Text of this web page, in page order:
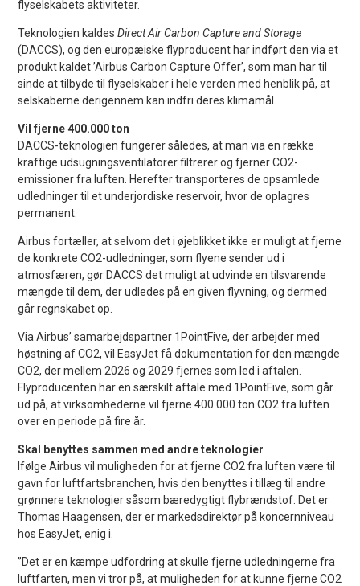
flyselskabets aktiviteter.
Teknologien kaldesDirect Air Carbon Capture and Storage
(DACCS), og den europæiske flyproducent har indført den via et
produkt kaldet ’Airbus Carbon Capture Offer’, som man har til
sinde at tilbyde til flyselskaber i hele verden med henblik på, at
selskaberne derigennem kan indfri deres klimamål.
Vil fjerne 400.000 ton
DACCS-teknologien fungerer således, at man via en række
kraftige udsugningsventilatorer filtrerer og fjerner CO2-
emissioner fra luften. Herefter transporteres de opsamlede
udledninger til et underjordiske reservoir, hvor de oplagres
permanent.
Airbus fortæller, at selvom det i øjeblikket ikke er muligt at fjerne
de konkrete CO2-udledninger, som flyene sender ud i
atmosfæren, gør DACCS det muligt at udvinde en tilsvarende
mængde til dem, der udledes på en given flyvning, og dermed
går regnskabet op.
Via Airbus’ samarbejdspartner 1PointFive, der arbejder med
høstning af CO2, vil EasyJet få dokumentation for den mængde
CO2, der mellem 2026 og 2029 fjernes som led i aftalen.
Flyproducenten har en særskilt aftale med 1PointFive, som går
ud på, at virksomhederne vil fjerne 400.000 ton CO2 fra luften
over en periode på fire år.
Skal benyttes sammen med andre teknologier
Ifølge Airbus vil muligheden for at fjerne CO2 fra luften være til
gavn for luftfartsbranchen, hvis den benyttes i tillæg til andre
grønnere teknologier såsom bæredygtigt flybrændstof. Det er
Thomas Haagensen, der er markedsdirektør på koncernniveau
hos EasyJet, enig i.
”Det er en kæmpe udfordring at skulle fjerne udledningerne fra
luftfarten, men vi tror på, at muligheden for at kunne fjerne CO2